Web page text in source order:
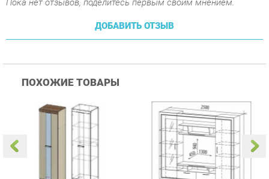
Купить
Гостиная Стиль
Атлантида-2 Венге-дуб
Белфорд
Купить
Гостиная Витра
Симфония 7.10
58 490 ₽